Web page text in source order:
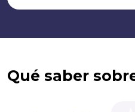
Qué saber